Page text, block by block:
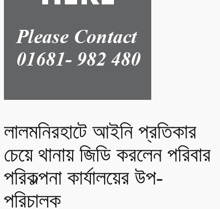
লালমনিরহাটে আইনি প্রতিকার
চেয়ে থানায় জিডি করলেন পরিবার
পরিকল্পনা কার্যালয়ের উপ-
পরিচালক